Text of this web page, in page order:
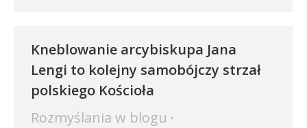
Kneblowanie arcybiskupa Jana
Lengi to kolejny samobójczy strzał
polskiego Kościoła
Rozmyślania w blogu